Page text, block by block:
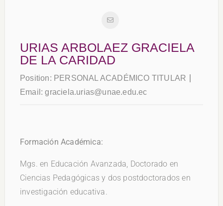
URIAS ARBOLAEZ GRACIELA
DE LA CARIDAD
Position: PERSONAL ACADÉMICO TITULAR
Email:graciela.urias@unae.edu.ec
Formación Académica:
Mgs. en Educación Avanzada, Doctorado en
Ciencias Pedagógicas y dos postdoctorados en
investigación educativa.